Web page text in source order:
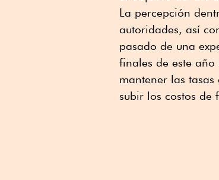
La percepción
autoridades, así
pasado de una
finales de este
mantener las
subir los costos ⁠de